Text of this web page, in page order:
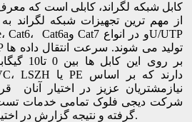
کابل شبکه لگراند، کابلی است که
از مهم‌ ترین تجهیزات شبکه لگراند
بر روی
نیازمشتریان عزیز در اختیار آنان
شرکت دیجی فلوک تمامی خدمات تست
گرفته و نتیجه گزارش در اختیار مشتریان قرار می گیرد.